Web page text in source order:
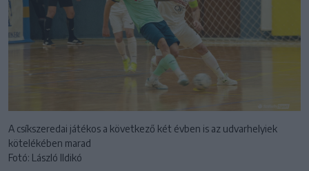
A csíkszeredai játékos a következő két évben is az udvarhelyiek
kötelékében marad
Fotó: László Ildikó